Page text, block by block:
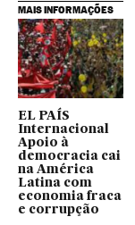
MAIS INFORMAÇÕES
EL PAÍS
Internacional
Apoio à
democracia cai
na América
Latina com
economia fraca
e corrupção